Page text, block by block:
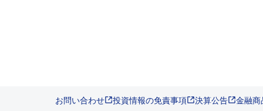
お問い合わせ 投資情報の免責事項 決算公告 金融